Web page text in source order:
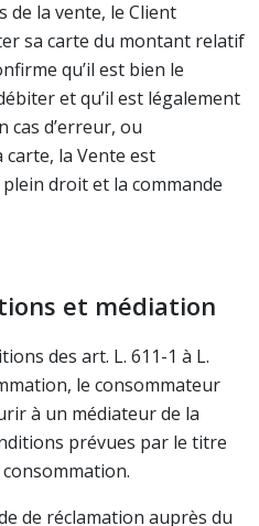
la vente, le Client
sa carte du montant relatif
qu’il est bien le
et qu’il est légalement
cas d’erreur, ou
carte, la Vente est
droit et la commande
et médiation
des art. L. 611-1 à L.
le consommateur
à un médiateur de la
prévues par le titre
de réclamation auprès du